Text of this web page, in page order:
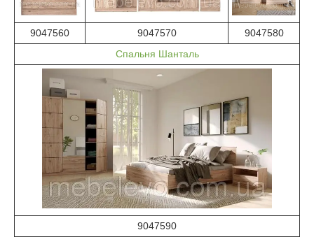
9047560 9047570
9047580
Спальня Шанталь
9047590